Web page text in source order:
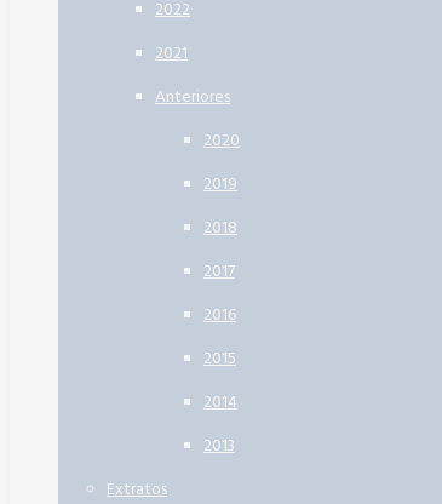
2022
2021
Anteriores
2020
2019
2018
2017
2016
2015
2014
2013
Extratos